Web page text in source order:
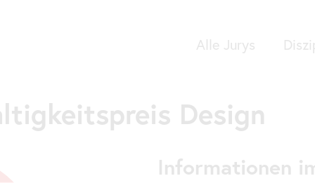
Alle Jurys
Design
Informationen